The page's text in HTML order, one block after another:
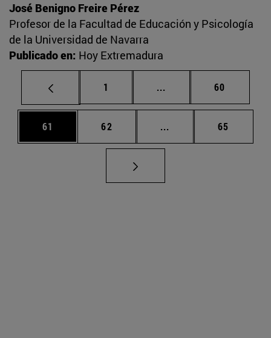
José Benigno Freire Pérez
Profesor de la Facultad de Educación y Psicología
de la Universidad de Navarra
Publicado en: Hoy Extremadura
Página
1 ... Páginas intermedias
Página
60
Página
61 Página
62 ... Páginas intermedias
Página
65